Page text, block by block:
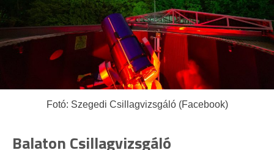
Fotó: Szegedi Csillagvizsgáló (Facebook)
Balaton Csillagvizsgáló